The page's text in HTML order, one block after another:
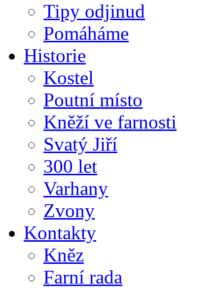
Tipy odjinud
Pomáháme
Historie
Kostel
Poutní místo
Kněží ve farnosti
Svatý Jiří
300 let
Varhany
Zvony
Kontakty
Kněz
Farní rada